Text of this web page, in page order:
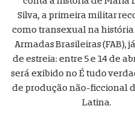
Silva, a primeira militar
como transexual na história
Armadas Brasileiras (FAB),
de estreia: entre 5 e 14 de
será exibido no É tudo
de produção não-ficcional
Latina.